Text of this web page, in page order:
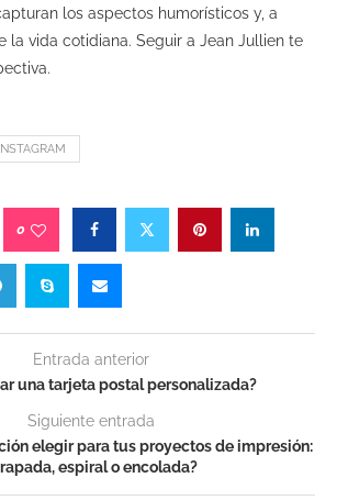
los aspectos humorísticos y, a
la vida cotidiana. Seguir a Jean Jullien te
0
Entrada anterior
una tarjeta postal personalizada?
Siguiente entrada
elegir para tus proyectos de impresión:
espiral o encolada?